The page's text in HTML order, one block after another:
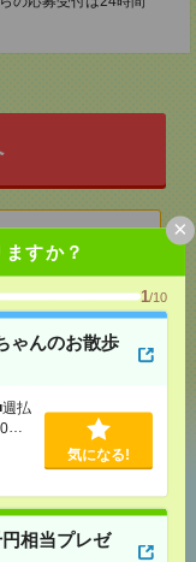
すか？
1/10
ゃんのお散歩
払
円
気になる!
相当プレゼ
×
LINEで送る